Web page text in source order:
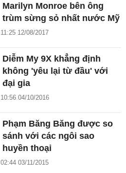
Marilyn Monroe bên ông
trùm sừng sỏ nhất nước Mỹ
11:25 12/08/2017
Diễm My 9X khẳng định
không 'yêu lại từ đầu' với
đại gia
10:56 04/10/2016
Phạm Băng Băng được so
sánh với các ngôi sao
huyền thoại
02:44 03/11/2015